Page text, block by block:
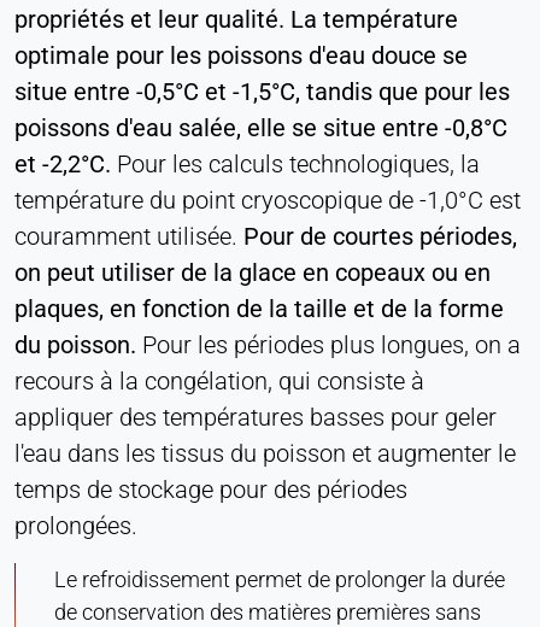
propriétés et leur qualité. La température
optimale pour les poissons d'eau douce se
situe entre -0,5°C et -1,5°C, tandis que pour les
poissons d'eau salée, elle se situe entre -0,8°C
et -2,2°C. Pour les calculs technologiques, la
température du point cryoscopique de -1,0°C est
couramment utilisée. Pour de courtes périodes,
on peut utiliser de la glace en copeaux ou en
plaques, en fonction de la taille et de la forme
du poisson. Pour les périodes plus longues, on a
recours à la congélation, qui consiste à
appliquer des températures basses pour geler
l'eau dans les tissus du poisson et augmenter le
temps de stockage pour des périodes
prolongées.
Le refroidissement permet de prolonger la durée
de conservation des matières premières sans